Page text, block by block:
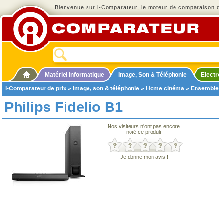
Bienvenue sur i-Comparateur, le moteur de comparaison
Matériel informatique Image, Son & Téléphonie
i-Comparateur de prix » Image, son & téléphonie » Home cinéma »
Philips Fidelio B1
Nos visiteurs n'ont pas encore
noté ce produit
Je donne mon avis !